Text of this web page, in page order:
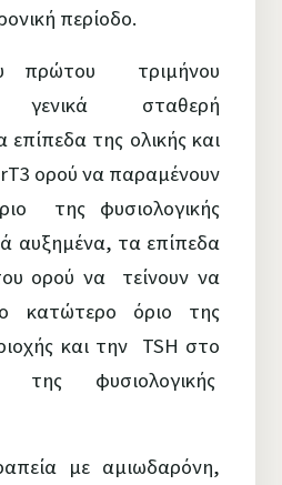
περίοδο.
πρώτου τριμήνου
γενικά σταθερή
της ολικής και
rT3 ορού να παραμένουν
της φυσιολογικής
αυξημένα, τα επίπεδα
ορού να τείνουν να
κατώτερο όριο της
και την TSH στο
φυσιολογικής
με αμιωδαρόνη,